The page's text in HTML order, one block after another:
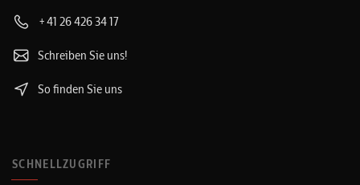
+41 26 426 34 17
Schreiben Sie uns!
So finden Sie uns
SCHNELLZUGRIFF